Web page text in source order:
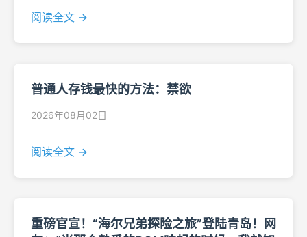
阅读全文 →
普通人存钱最快的方法：禁欲
2026年08月02日
阅读全文 →
重磅官宣！“海尔兄弟探险之旅”登陆青岛！网